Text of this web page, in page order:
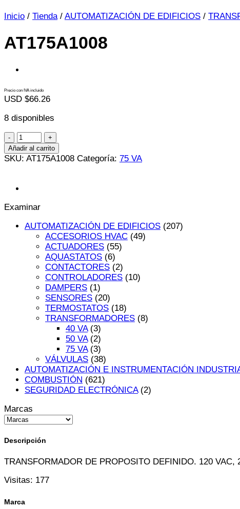
Inicio / Tienda / AUTOMATIZACIÓN DE EDIFICIOS /
AT175A1008
Precio con IVA incluido
USD $66.26
8 disponibles
AT175A1008
cantidad
Añadir al carrito
SKU: AT175A1008 Categoría: 75 VA
Examinar
AUTOMATIZACIÓN DE EDIFICIOS (207)
ACCESORIOS HVAC (49)
ACTUADORES (55)
AQUASTATOS (6)
CONTACTORES (2)
CONTROLADORES (10)
DAMPERS (1)
SENSORES (20)
TERMOSTATOS (18)
TRANSFORMADORES (8)
40 VA (3)
50 VA (2)
75 VA (3)
VÁLVULAS (38)
AUTOMATIZACIÓN E INSTRUMENTACIÓN
COMBUSTIÓN (621)
SEGURIDAD ELECTRÓNICA (2)
Marcas
Descripción
TRANSFORMADOR DE PROPOSITO DEFINIDO. 120 VAC,
Visitas: 177
Marca